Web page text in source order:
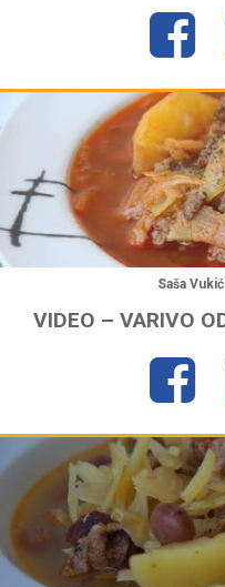
Saša
VIDEO – VARIVO